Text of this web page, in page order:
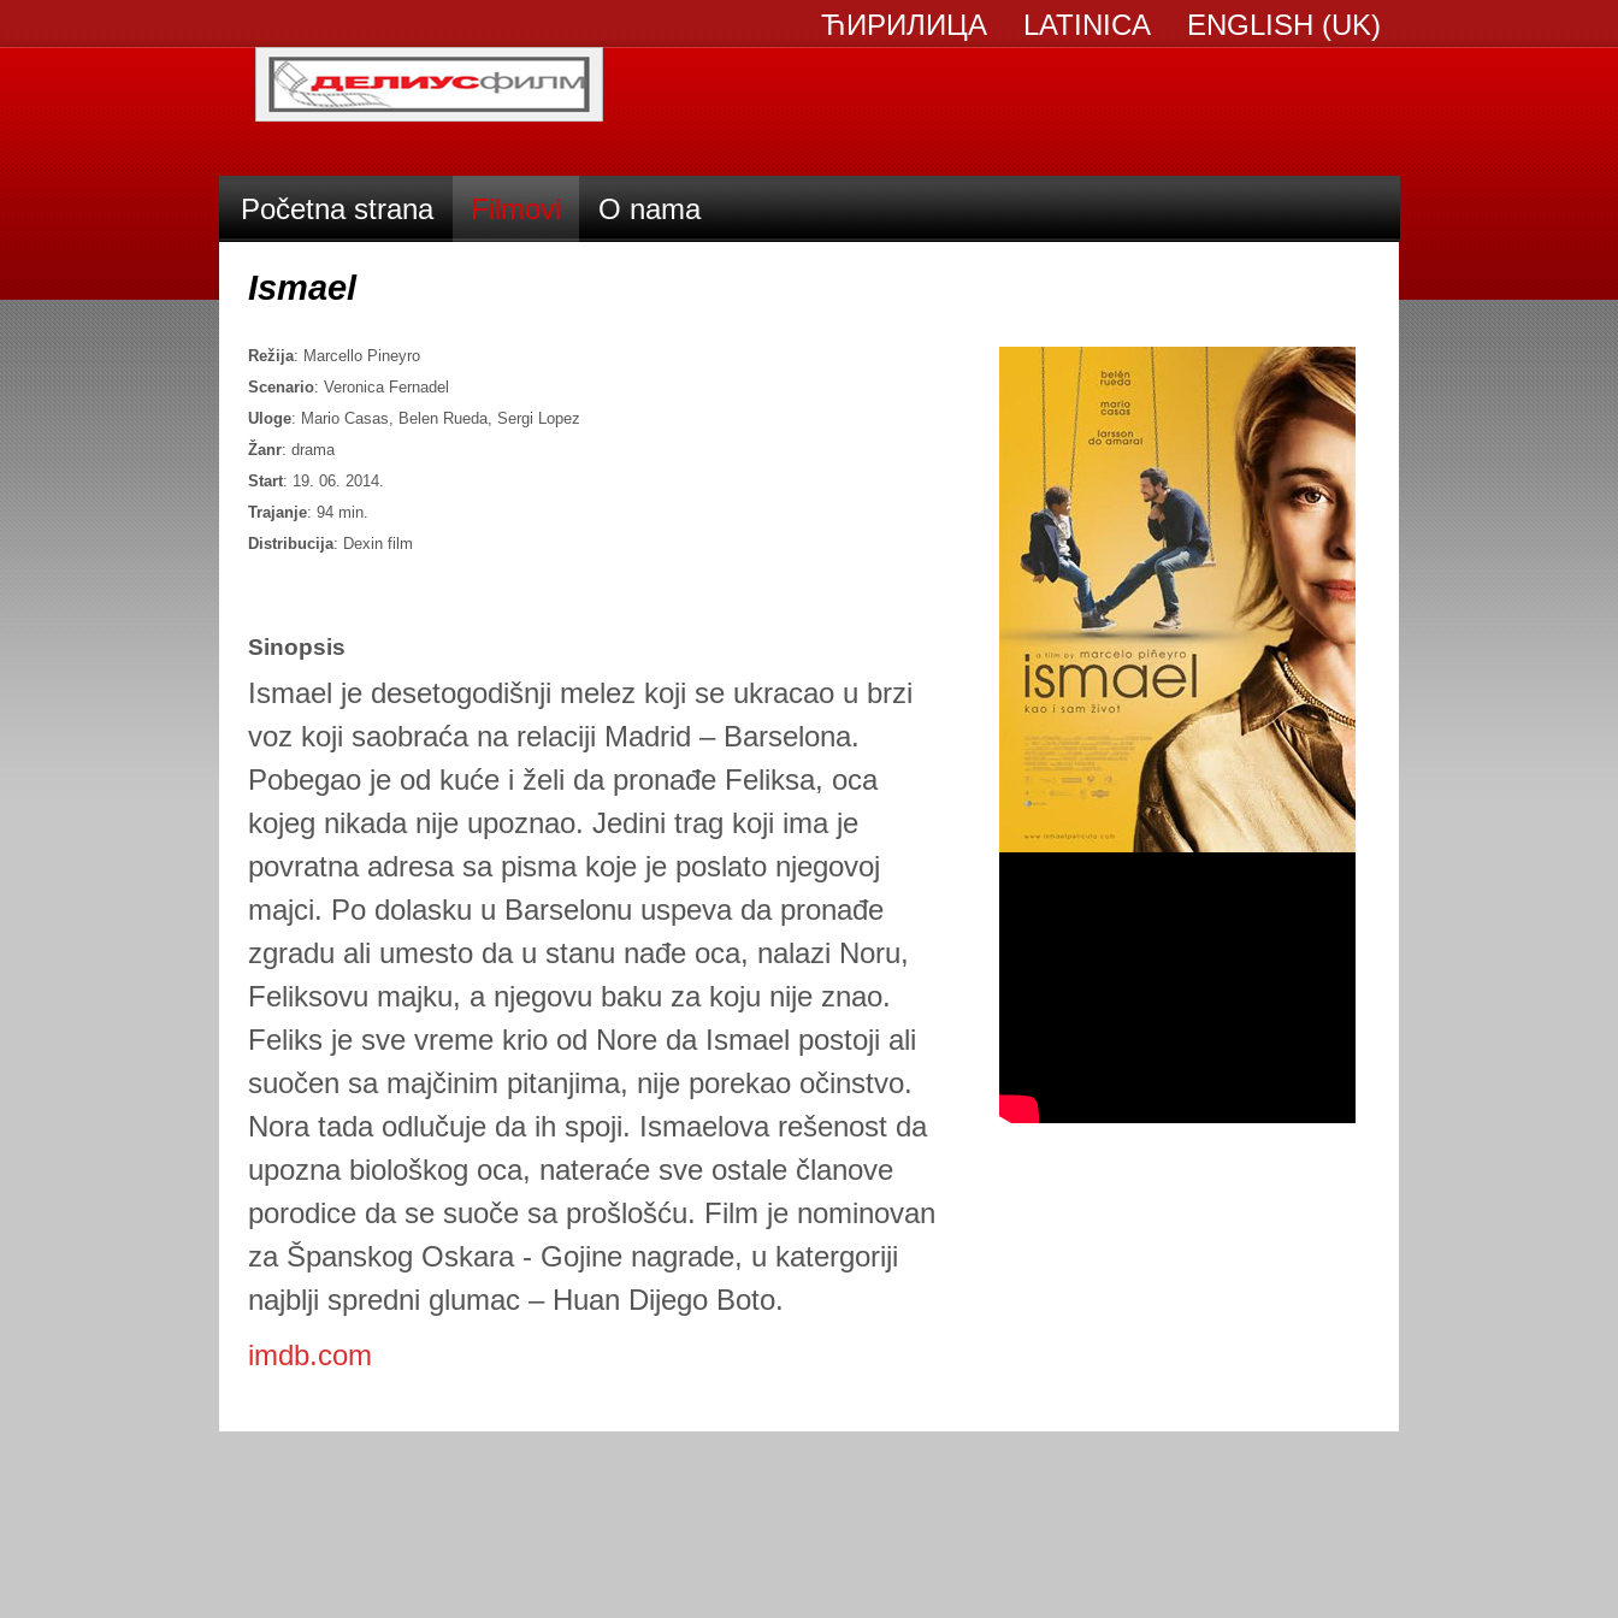
ЋИРИЛИЦА LATINICA ENGLISH (UK)
Početna strana Filmovi O nama
Ismael
Režija: Marcello Pineyro
Scenario: Veronica Fernadel
Uloge: Mario Casas, Belen Rueda, Sergi Lopez
Žanr: drama
Start: 19. 06. 2014.
Trajanje: 94 min.
Distribucija: Dexin film
Sinopsis
Ismael je desetogodišnji melez koji se ukracao u brzi
voz koji saobraća na relaciji Madrid – Barselona.
Pobegao je od kuće i želi da pronađe Feliksa, oca
kojeg nikada nije upoznao. Jedini trag koji ima je
povratna adresa sa pisma koje je poslato njegovoj
majci. Po dolasku u Barselonu uspeva da pronađe
zgradu ali umesto da u stanu nađe oca, nalazi Noru,
Feliksovu majku, a njegovu baku za koju nije znao.
Feliks je sve vreme krio od Nore da Ismael postoji ali
suočen sa majčinim pitanjima, nije porekao očinstvo.
Nora tada odlučuje da ih spoji. Ismaelova rešenost da
upozna biološkog oca, nateraće sve ostale članove
porodice da se suoče sa prošlošću. Film je nominovan
za Španskog Oskara - Gojine nagrade, u katergoriji
najblji spredni glumac – Huan Dijego Boto.
imdb.com